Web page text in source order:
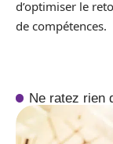
d’optimiser le
de compétences.
Ne ratez rien